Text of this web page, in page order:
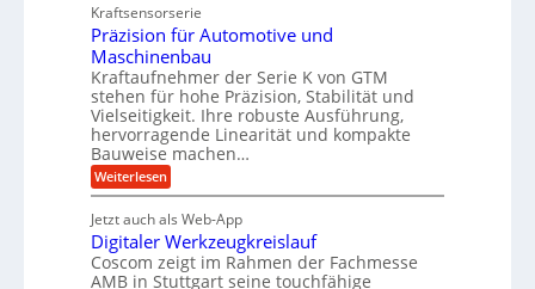
i
n
d
e
t
r
i
e
b
e
f
ü
r
n
d
A
u
f
t
r
a
g
s
e
i
l
o
s
e
,
w
e
n
i
g
e
r
S
h
n
s
t
a
n
g
e
n
g
e
t
r
i
e
b
Kraftsensorserie
Präzision für Automotive und
Maschinenbau
Kraftaufnehmer der Serie K von GTM
stehen für hohe Präzision, Stabilität und
Vielseitigkeit. Ihre robuste Ausführung,
hervorragende Linearität und kompakte
Bauweise machen…
Weiterlesen:
P
ä
z
i
s
Jetzt auch als Web-App
Digitaler Werkzeugkreislauf
Coscom zeigt im Rahmen der Fachmesse
AMB in Stuttgart seine touchfähige